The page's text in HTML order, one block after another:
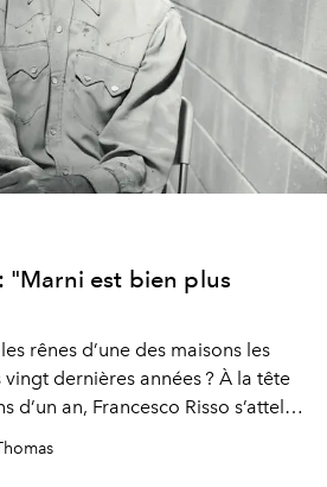
"Marni est bien plus
rênes d’une des maisons les
dernières années ? À la tête
d’un an, Francesco Risso s’attelle
l’italienne.